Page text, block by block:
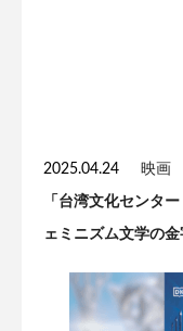
2025.04.24 映画
「台湾文化センタ
ェミニズム文学の